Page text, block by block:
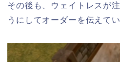
その後も、ウェイトレスが
うにしてオーダーを伝えてい